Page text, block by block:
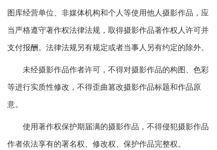
图库经营单位、非媒体机构和个人等使用他人摄影作品，应
当严格遵守著作权法律法规，取得摄影作品著作权人许可并
支付报酬。法律法规另有规定或者当事人另有约定的除外。
未经摄影作品作者许可，不得对摄影作品的构图、色彩
等进行实质性修改，不得歪曲篡改摄影作品标题和作品原
意。
使用著作权保护期届满的摄影作品，不得侵犯摄影作品
作者依法享有的署名权、修改权、保护作品完整权。